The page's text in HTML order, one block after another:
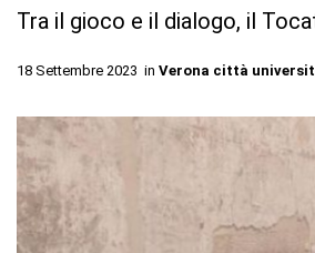
Tra il gioco e il dialogo, il
18 Settembre 2023 in Verona città